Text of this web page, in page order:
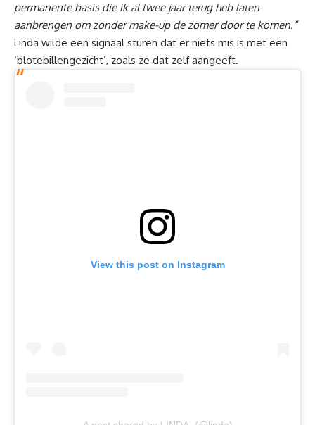
permanente basis die ik al twee jaar terug heb laten
aanbrengen om zonder make-up de zomer door te komen.”
Linda wilde een signaal sturen dat er niets mis is met een
‘blotebillengezicht’, zoals ze dat zelf aangeeft.
View this post on Instagram